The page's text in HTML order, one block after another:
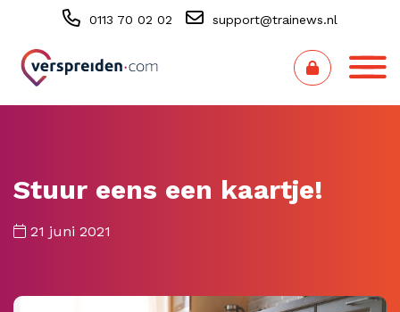
0113 70 02 02 support@trainews.nl
Stuur eens een kaartje!
21 juni 2021